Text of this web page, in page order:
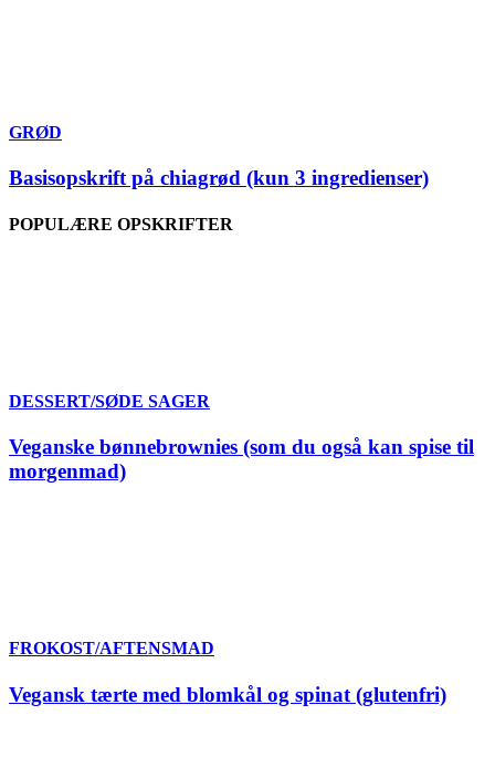
GRØD
Basisopskrift på chiagrød (kun 3 ingredienser)
POPULÆRE OPSKRIFTER
DESSERT/SØDE SAGER
Veganske bønnebrownies (som du også kan spise til
morgenmad)
FROKOST/AFTENSMAD
Vegansk tærte med blomkål og spinat (glutenfri)